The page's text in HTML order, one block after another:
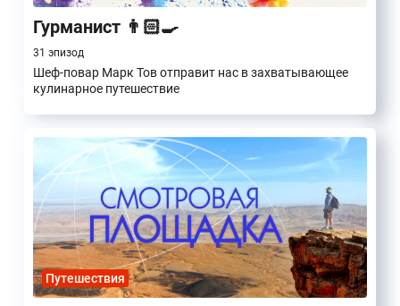
Гурманист 👨🏻‍🍳
31 эпизод
Шеф-повар Марк Тов отправит нас в захватывающее
кулинарное путешествие
Путешествия